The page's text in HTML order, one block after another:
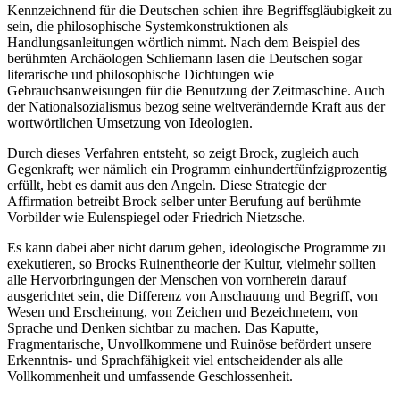
Kennzeichnend für die Deutschen schien ihre Begriffsgläubigkeit zu
sein, die philosophische Systemkonstruktionen als
Handlungsanleitungen wörtlich nimmt. Nach dem Beispiel des
berühmten Archäologen Schliemann lasen die Deutschen sogar
literarische und philosophische Dichtungen wie
Gebrauchsanweisungen für die Benutzung der Zeitmaschine. Auch
der Nationalsozialismus bezog seine weltverändernde Kraft aus der
wortwörtlichen Umsetzung von Ideologien.
Durch dieses Verfahren entsteht, so zeigt Brock, zugleich auch
Gegenkraft; wer nämlich ein Programm einhundertfünfzigprozentig
erfüllt, hebt es damit aus den Angeln. Diese Strategie der
Affirmation betreibt Brock selber unter Berufung auf berühmte
Vorbilder wie Eulenspiegel oder Friedrich Nietzsche.
Es kann dabei aber nicht darum gehen, ideologische Programme zu
exekutieren, so Brocks Ruinentheorie der Kultur, vielmehr sollten
alle Hervorbringungen der Menschen von vornherein darauf
ausgerichtet sein, die Differenz von Anschauung und Begriff, von
Wesen und Erscheinung, von Zeichen und Bezeichnetem, von
Sprache und Denken sichtbar zu machen. Das Kaputte,
Fragmentarische, Unvollkommene und Ruinöse befördert unsere
Erkenntnis- und Sprachfähigkeit viel entscheidender als alle
Vollkommenheit und umfassende Geschlossenheit.